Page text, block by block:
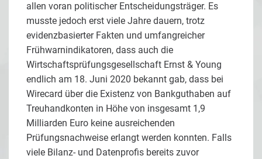
allen voran politischer Entscheidungsträger. Es
musste jedoch erst viele Jahre dauern, trotz
evidenzbasierter Fakten und umfangreicher
Frühwarnindikatoren, dass auch die
Wirtschaftsprüfungsgesellschaft Ernst & Young
endlich am 18. Juni 2020 bekannt gab, dass bei
Wirecard über die Existenz von Bankguthaben auf
Treuhandkonten in Höhe von insgesamt 1,9
Milliarden Euro keine ausreichenden
Prüfungsnachweise erlangt werden konnten. Falls
viele Bilanz- und Datenprofis bereits zuvor